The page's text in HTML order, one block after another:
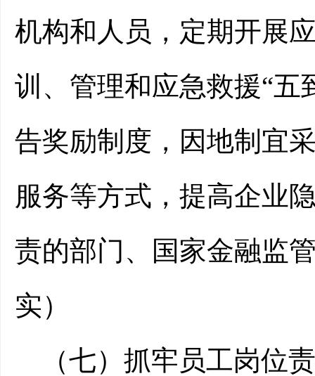
机构和人员，定期开展
训、管理和应急救援“五
告奖励制度， 因地制宜
服务等方式 ，提高企业
责的部门、国家金融监
实）
（七） 抓牢 员工岗位